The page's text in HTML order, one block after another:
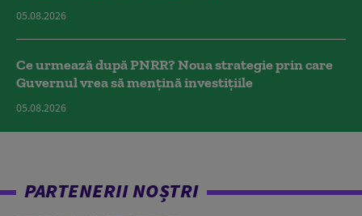
05.08.2026
Ce urmează după PNRR? Noua strategie prin care
Guvernul vrea să mențină investițiile
05.08.2026
PARTENERII NOȘTRI